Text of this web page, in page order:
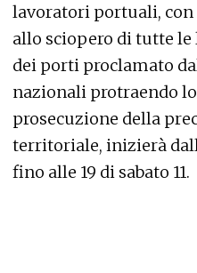
lavoratori portuali, con
allo sciopero di tutte
dei porti proclamato
nazionali protraendo
prosecuzione della
territoriale, inizierà
fino alle 19 di sabato 11.